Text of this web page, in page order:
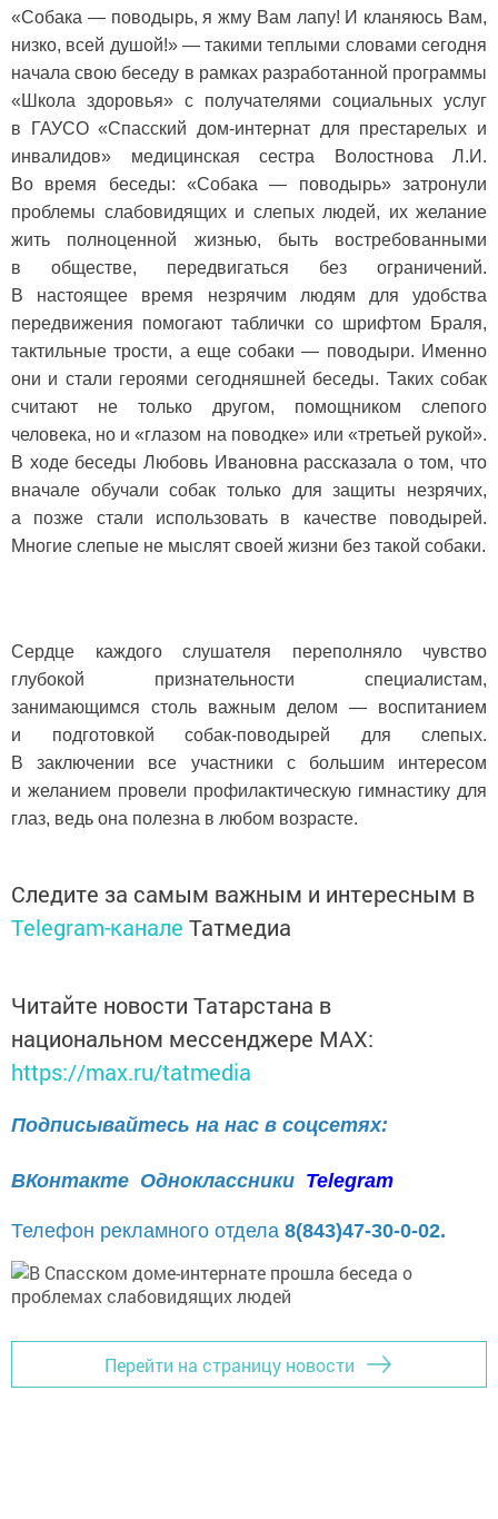
«Собака — поводырь, я жму Вам лапу! И кланяюсь Вам,
низко, всей душой!» — такими теплыми словами сегодня
начала свою беседу в рамках разработанной программы
«Школа здоровья» с получателями социальных услуг
в ГАУСО «Спасский дом-интернат для престарелых и
инвалидов» медицинская сестра Волостнова Л.И.
Во время беседы: «Собака — поводырь» затронули
проблемы слабовидящих и слепых людей, их желание
жить полноценной жизнью, быть востребованными
в обществе, передвигаться без ограничений.
В настоящее время незрячим людям для удобства
передвижения помогают таблички со шрифтом Браля,
тактильные трости, а еще собаки — поводыри. Именно
они и стали героями сегодняшней беседы. Таких собак
считают не только другом, помощником слепого
человека, но и «глазом на поводке» или «третьей рукой».
В ходе беседы Любовь Ивановна рассказала о том, что
вначале обучали собак только для защиты незрячих,
а позже стали использовать в качестве поводырей.
Многие слепые не мыслят своей жизни без такой собаки.
Сердце каждого слушателя переполняло чувство
глубокой признательности специалистам,
занимающимся столь важным делом — воспитанием
и подготовкой собак-поводырей для слепых.
В заключении все участники с большим интересом
и желанием провели профилактическую гимнастику для
глаз, ведь она полезна в любом возрасте.
Следите за самым важным и интересным в
Telegram-канале Татмедиа
Читайте новости Татарстана в
национальном мессенджере MАХ:
https://max.ru/tatmedia
Подписывайтесь на нас в соцсетях:
ВКонтакте Одноклассники Telegram
Телефон рекламного отдела 8(843)47-30-0-02.
Перейти на страницу новости